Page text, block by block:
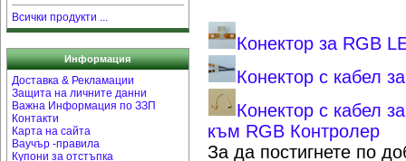
Всички продукти ...
Информация
Доставка & Рекламации
Защита на личните данни
Важна Информация по ЗЗП
Контакти
Карта на сайта
Ваучър -правила
Купони за отстъпка
Конектор за RGB
Конектор с кабел
Конектор с кабел
към RGB Контролер
За да постигнете по